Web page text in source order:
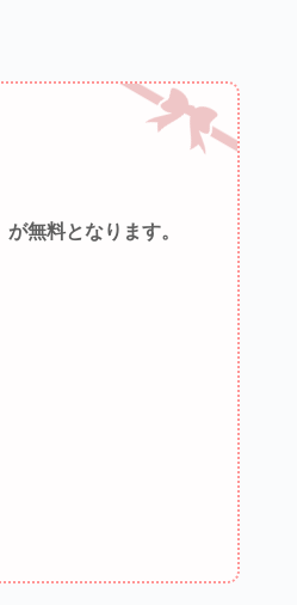
無料となります。